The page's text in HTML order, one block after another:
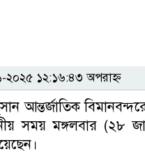
১২:১৬:৪৩ অপরাহ্ন
আন্তর্জাতিক
সময় মঙ্গলবার (২৮